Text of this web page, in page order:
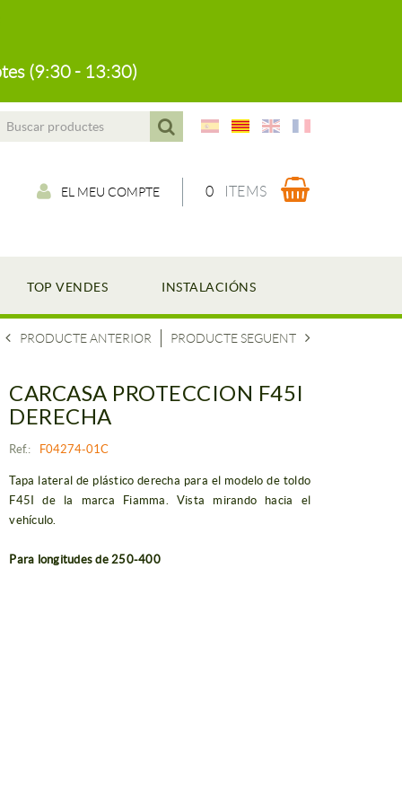
(9:30 - 13:30)
EL MEU COMPTE 0 ITEMS
TOP VENDES INSTALACIÓNS
PRODUCTE SEGUENT
PRODUCTE ANTERIOR
CARCASA PROTECCION F45I
DERECHA
Ref.: F04274-01C
Tapa lateral de plástico derecha para el modelo de toldo
F45I de la marca Fiamma. Vista mirando hacia el
vehículo.
Para longitudes de 250-400